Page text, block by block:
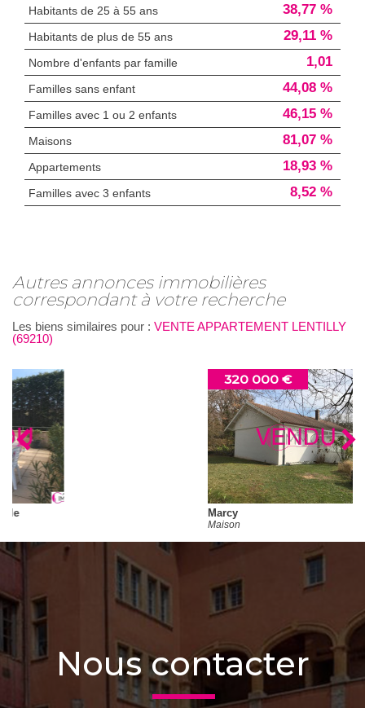
Habitants de 25 à 55 ans 38,77 %
Habitants de plus de 55 ans 29,11 %
Nombre d'enfants par famille 1,01
Familles sans enfant 44,08 %
Familles avec 1 ou 2 enfants 46,15 %
Maisons 81,07 %
Appartements 18,93 %
Familles avec 3 enfants 8,52 %
autres annonces immobilières
correspondant à votre recherche
Les biens similaires pour : VENTE APPARTEMENT LENTILLY
(69210)
nous contacter